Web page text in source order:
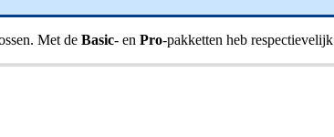
Met de Basic- en Pro-pakketten heb